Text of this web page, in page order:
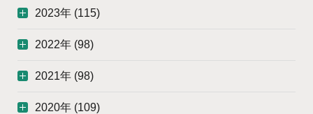
2023年 (115)
2022年 (98)
2021年 (98)
2020年 (109)